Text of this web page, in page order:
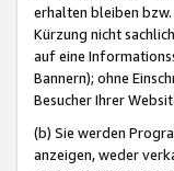
erhalten bleiben
Kürzung nicht
auf eine
Bannern); ohne
Besucher Ihrer
(b) Sie werden
anzeigen, weder